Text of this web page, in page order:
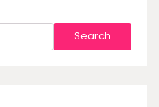
Search